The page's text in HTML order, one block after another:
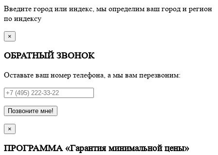
Введите город или индекс, мы определим ваш город и регион
по индексу
×
ОБРАТНЫЙ ЗВОНОК
Оставьте ваш номер телефона, а мы вам перезвоним:
Позвоните мне!
×
ПРОГРАММА «Гарантия минимальной цены»